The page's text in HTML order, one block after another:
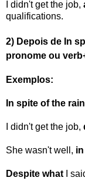
I didn't get the job,
qualifications.
2) Depois de In
pronome ou
Exemplos:
In spite of the rain
I didn't get the job,
She wasn't well,
Despite what I